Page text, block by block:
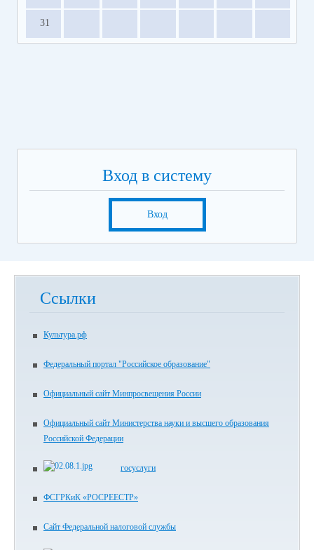
31
Вход в систему
Вход
Ссылки
Культура.рф
Федеральный портал "Российское образование"
Официальный сайт Минпросвещения России
Официальный сайт Министерства науки и высшего образования
Российской Федерации
госуслуги
ФСГРКиК «РОСРЕЕСТР»
Сайт Федеральной налоговой службы